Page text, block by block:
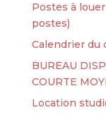
Postes à
postes)
Calendrier du
BUREAU
COURTE
Location